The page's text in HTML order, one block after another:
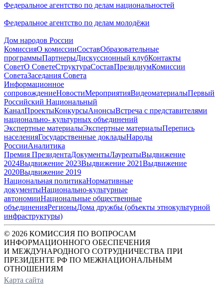
Федеральное агентство по делам национальностей
Федеральное агентство по делам молодёжи
Дом народов России
КомиссияО комиссииСоставОбразовательные
программыПартнерыДискуссионный клубКонтакты
СоветО СоветеСтруктураСоставПрезидиумКомиссии
СоветаЗаседания Совета
Информационное
сопровождениеНовостиМероприятияВидеоматериалыПервый
Российский Национальный
КаналПроектыКонкурсыАнонсыВстреча с представителями
национально- культурных объединений
Экспертные материалыЭкспертные материалыПерепись
населенияГосударственные докладыНароды
РоссииАналитика
Премия ПрезидентаДокументыЛауреатыВыдвижение
2024Выдвижение 2023Выдвижение 2021Выдвижение
2020Выдвижение 2019
Национальная политикаНормативные
документыНационально-культурные
автономииНациональные общественные
объединенияРегионыДома дружбы (объекты этнокультурной
инфраструктуры)
© 2026 КОМИССИЯ ПО ВОПРОСАМ
ИНФОРМАЦИОННОГО ОБЕСПЕЧЕНИЯ
И МЕЖДУНАРОДНОГО СОТРУДНИЧЕСТВА ПРИ
ПРЕЗИДЕНТЕ РФ ПО МЕЖНАЦИОНАЛЬНЫМ
ОТНОШЕНИЯМ
Карта сайта